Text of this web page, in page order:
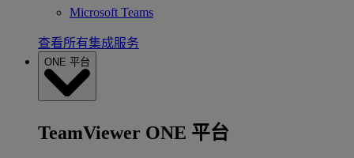
Microsoft Teams
查看所有集成服务
ONE 平台
TeamViewer ONE 平台